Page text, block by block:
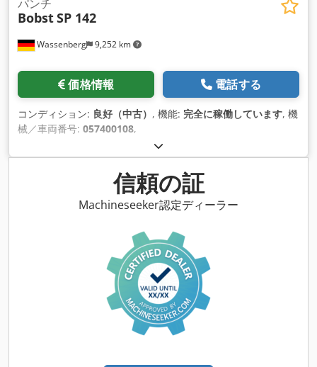
Wassenberg 9,252 km
パンチ
BobstSP 142
価格情報 電話する
コンディション: 良好（中古） , 機能: 完全に稼働しています, 機
械／車両番号: 057400108,
信頼の証
Machineseeker認定ディーラー